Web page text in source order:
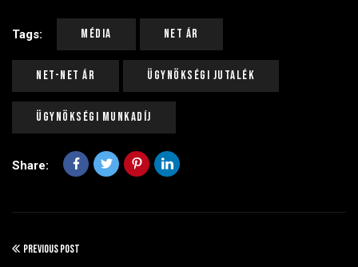
Tags: Média Net Ár
Net-Net Ár Ügynökségi Jutalék
Ügynökségi Munkadíj
Share:
PREVIOUS POST